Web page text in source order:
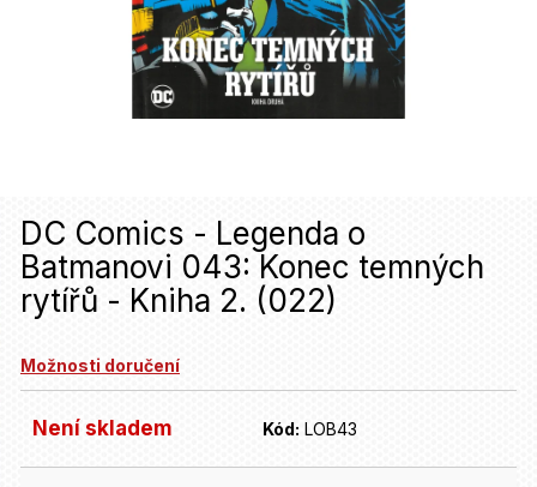
DC Comics - Legenda o
Batmanovi 043: Konec temných
rytířů - Kniha 2. (022)
Možnosti doručení
Není skladem Kód: LOB43
a
j
t